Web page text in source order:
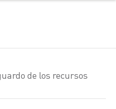
de los recursos